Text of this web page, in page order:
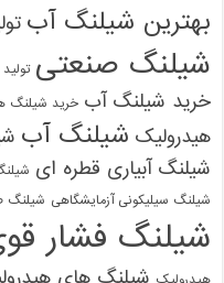
بهترین شیلنگ آب
شیلنگ صنعتی
خرید شیلنگ آب خرید شیلنگ
هیدرولیک شیلنگ آب
شیلنگ آبیاری قطره ای
شیلنگ سیلیکونی آزمایشگاهی شیلنگ
شیلنگ فشار